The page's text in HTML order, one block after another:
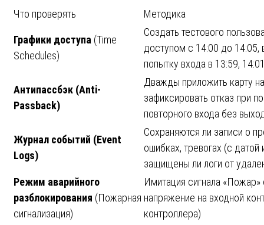
Что проверять Методика
Графики доступа (Time
Schedules)
Создать тестового
доступом с 14:00 до 14:05,
попытку входа в 13:59,
Антипассбэк (Anti-
Passback)
Дважды приложить карту
зафиксировать отказ при
повторного входа без
Журнал событий (Event
Logs)
Сохраняются ли записи о
ошибках, тревогах (с
защищены ли логи от
Режим аварийного
разблокирования (Пожарная
сигнализация)
Имитация сигнала
напряжение на входной
контроллера)